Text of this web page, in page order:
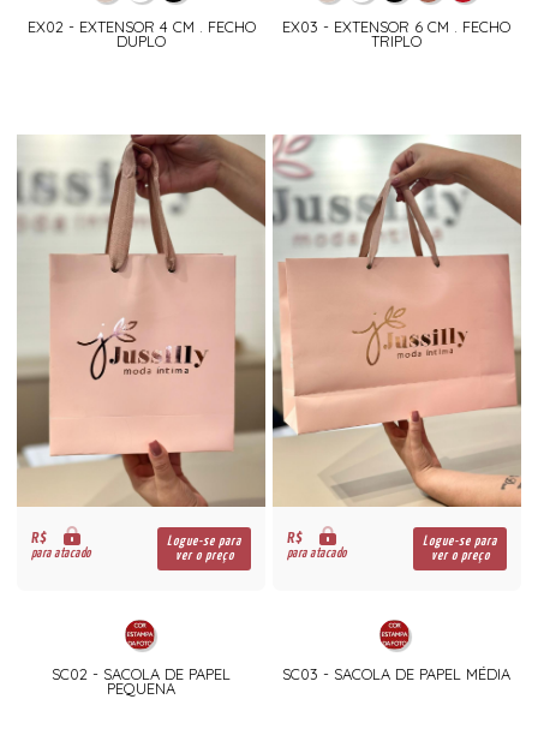
EX02 - EXTENSOR 4 CM . FECHO
DUPLO
EX03 - EXTENSOR 6 CM . FECHO
TRIPLO
R$
para atacado
Logue-se para
ver o preço
SC02 - SACOLA DE PAPEL
PEQUENA
R$
para atacado
Logue-se para
ver o preço
SC03 - SACOLA DE PAPEL MÉDIA